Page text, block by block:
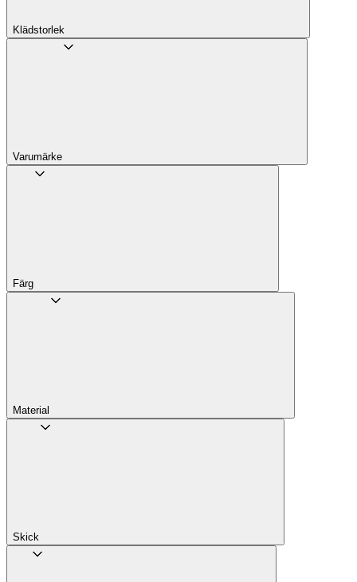
Klädstorlek
Varumärke
Färg
Material
Skick